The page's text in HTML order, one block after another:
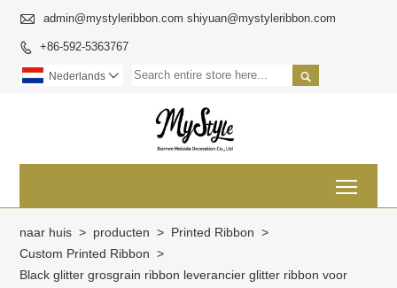
 admin@mystyleribbon.com shiyuan@mystyleribbon.com
 +86-592-5363767

Nederlands 
naar huis > producten > Printed Ribbon >
Custom Printed Ribbon >
Black glitter grosgrain ribbon leverancier glitter ribbon voor